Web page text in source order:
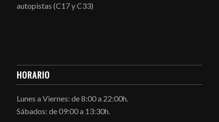
autopistas (C17 y C33)
HORARIO
Lunes a Viernes: de 8:00 a 22:00h.
Sábados: de 09:00 a 13:30h.